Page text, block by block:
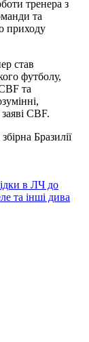
тренера з
та
приходу
став
футболу,
та
CBF.
Бразилії
в ЛЧ до
та інші дива